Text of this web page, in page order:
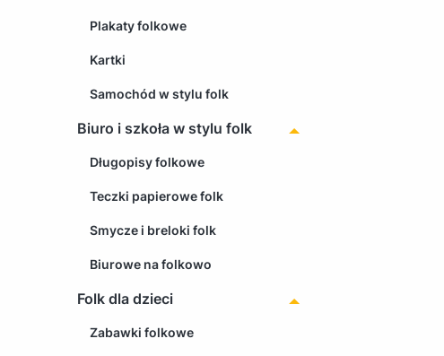
Plakaty folkowe
Kartki
Samochód w stylu folk
Biuro i szkoła w stylu folk
Długopisy folkowe
Teczki papierowe folk
Smycze i breloki folk
Biurowe na folkowo
Folk dla dzieci
Zabawki folkowe